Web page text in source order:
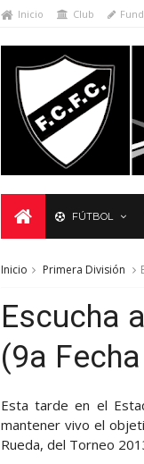
Inicio Club
FÚTBOL
Inicio Primera División
Escucha
(9a
Esta tarde en el
mantener vivo el
Rueda, del Torneo